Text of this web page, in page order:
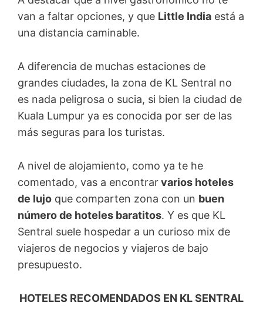
van a faltar opciones, y que Little India está a
una distancia caminable.
A diferencia de muchas estaciones de
grandes ciudades, la zona de KL Sentral no
es nada peligrosa o sucia, si bien la ciudad de
Kuala Lumpur ya es conocida por ser de las
más seguras para los turistas.
A nivel de alojamiento, como ya te he
comentado, vas a encontrarvarios hoteles
de lujo que comparten zona con un buen
número de hoteles baratitos. Y es que KL
Sentral suele hospedar a un curioso mix de
viajeros de negocios y viajeros de bajo
presupuesto.
HOTELES RECOMENDADOS EN KL SENTRAL